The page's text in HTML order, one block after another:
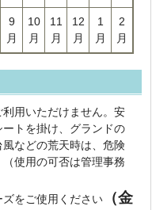
9
月
10
月
11
月
12
月
1
月
2
月
用いただけません。安
トを掛け、グランドの
などの荒天時は、危険
使用の可否は管理事務
をご使用ください
（金